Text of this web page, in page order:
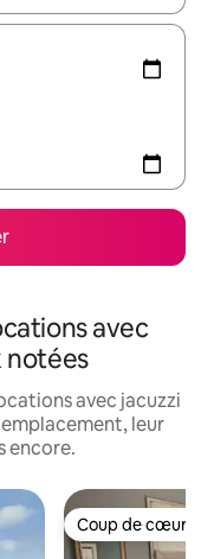
avec
notées
avec jacuzzi
leur
encore.
Coup de cœur
Coup de cœur